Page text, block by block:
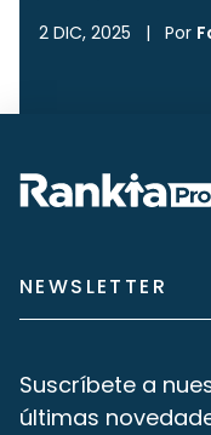
2 DIC, 2025 | Por
NEWSLETTER
Suscríbete a
últimas